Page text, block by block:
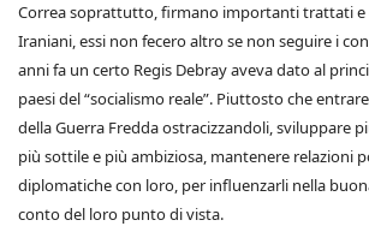
Correa soprattutto, firmano importanti trattati
Iraniani, essi non fecero altro se non seguire i
anni fa un certo Regis Debray aveva dato al
paesi del “socialismo reale”. Piuttosto che
della Guerra Fredda ostracizzandoli, sviluppare
più sottile e più ambiziosa, mantenere relazioni
diplomatiche con loro, per influenzarli nella
conto del loro punto di vista.